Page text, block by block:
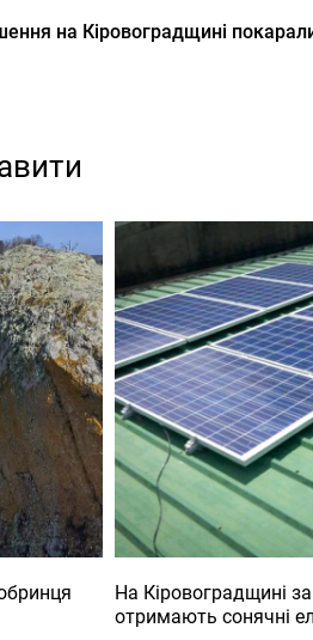
на Кіровоградщині
На Кіровоградщині
отримають сонячні